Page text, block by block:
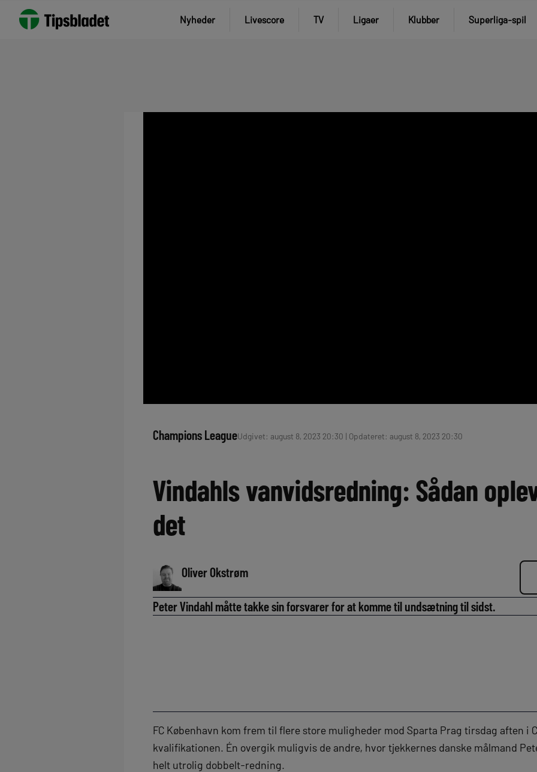
Nyheder Livescore TV Ligaer Klubber Superliga-spil
Champions LeagueUdgivet: august 8, 2023 20:30 | Opdateret: august 8, 2023 20:30
Vindahls vanvidsredning: Sådan
det
Oliver Okstrøm
Peter Vindahl måtte takke sin forsvarer for at komme til undsætning til sidst.
FC København kom frem til flere store muligheder mod Sparta Prag tirsdag aften i
kvalifikationen. Én overgik muligvis de andre, hvor tjekkernes danske målmand
helt utrolig dobbelt-redning.